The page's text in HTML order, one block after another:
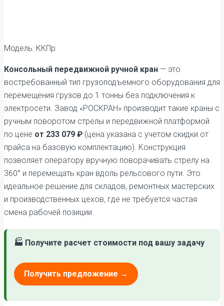
Модель: ККПр
Консольный передвижной ручной кран — это
востребованный тип грузоподъемного оборудования для
перемещения грузов до 1 тонны без подключения к
электросети. Завод «РОСКРАН» производит такие краны с
ручным поворотом стрелы и передвижной платформой
по цене от 233 079 ₽ (цена указана с учетом скидки от
прайса на базовую комплектацию). Конструкция
позволяет оператору вручную поворачивать стрелу на
360° и перемещать кран вдоль рельсового пути. Это
идеальное решение для складов, ремонтных мастерских
и производственных цехов, где не требуется частая
смена рабочей позиции.
🏭 Получите расчет стоимости под вашу задачу
Получить предложение →